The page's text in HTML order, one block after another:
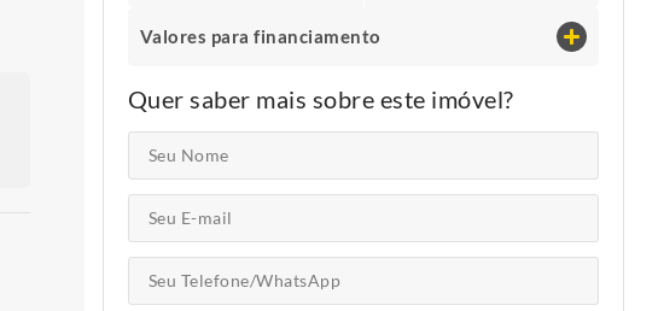
Valores para financiamento
Quer saber mais sobre este imóvel?